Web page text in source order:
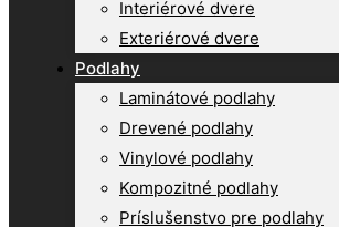
Interiérové dvere
Exteriérové dvere
Podlahy
Laminátové podlahy
Drevené podlahy
Vinylové podlahy
Kompozitné podlahy
Príslušenstvo pre podlahy